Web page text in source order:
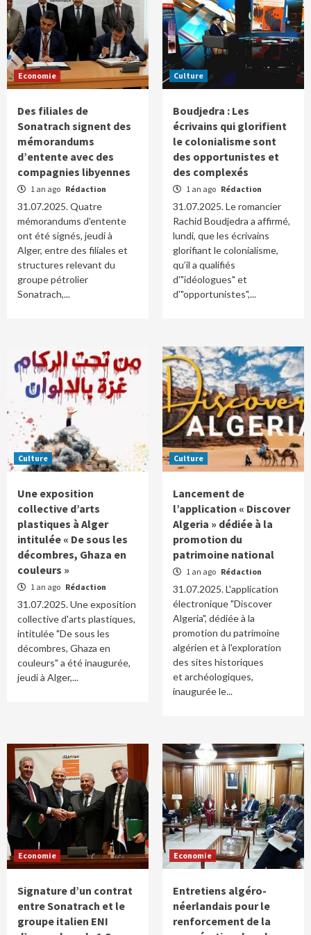
Economie
Des filiales de
Sonatrach signent des
mémorandums
d’entente avec des
compagnies libyennes
1 an ago Rédaction
31.07.2025. Quatre
mémorandums d'entente
ont été signés, jeudi à
Alger, entre des filiales et
structures relevant du
groupe pétrolier
Sonatrach,...
Culture
Boudjedra : Les
écrivains qui glorifient
le colonialisme sont
des opportunistes et
des complexés
1 an ago Rédaction
31.07.2025. Le romancier
Rachid Boudjedra a affirmé,
lundi, que les écrivains
glorifiant le colonialisme,
qu’il a qualifiés
d'"idéologues" et
d'"opportunistes",...
Culture
Une exposition
collective d’arts
plastiques à Alger
intitulée « De sous les
décombres, Ghaza en
couleurs »
1 an ago Rédaction
31.07.2025. Une exposition
collective d'arts plastiques,
intitulée "De sous les
décombres, Ghaza en
couleurs" a été inaugurée,
jeudi à Alger,...
Culture
Lancement de
l’application « Discover
Algeria » dédiée à la
promotion du
patrimoine national
1 an ago Rédaction
31.07.2025. L'application
électronique "Discover
Algeria", dédiée à la
promotion du patrimoine
algérien et à l'exploration
des sites historiques
et archéologiques,
inaugurée le...
Economie
Signature d’un contrat
entre Sonatrach et le
groupe italien ENI
Economie
Entretiens algéro-
néerlandais pour le
renforcement de la